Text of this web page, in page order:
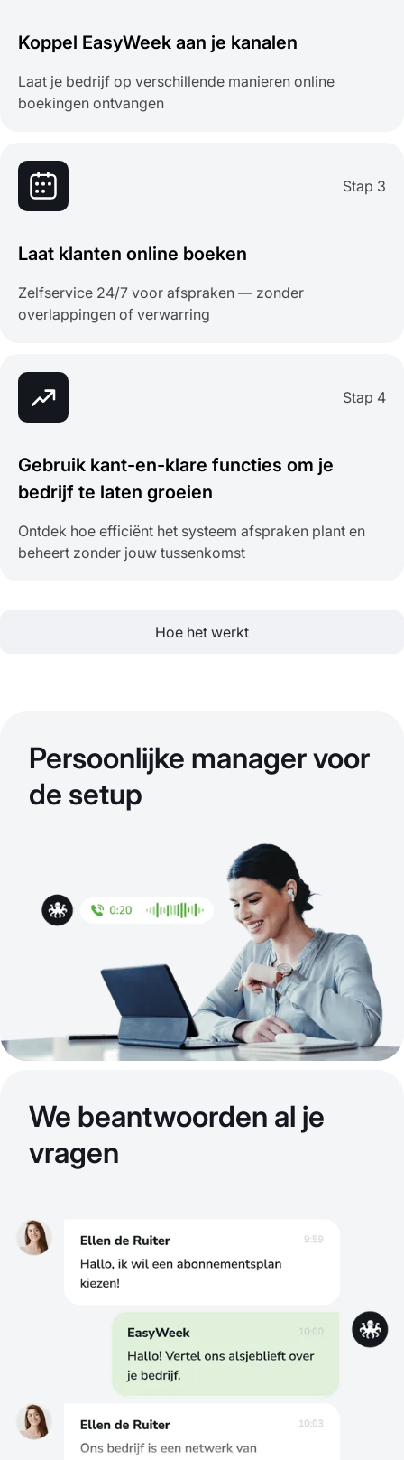
Koppel EasyWeek aan je kanalen
Laat je bedrijf op verschillende manieren online
boekingen ontvangen
Stap 3
Laat klanten online boeken
Zelfservice 24/7 voor afspraken — zonder
overlappingen of verwarring
Stap 4
Gebruik kant-en-klare functies om je
bedrijf te laten groeien
Ontdek hoe efficiënt het systeem afspraken plant en
beheert zonder jouw tussenkomst
Hoe het werkt
Persoonlijke manager voor
de setup
We beantwoorden al je
vragen